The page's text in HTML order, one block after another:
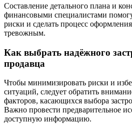
Составление детального плана и
финансовыми специалистами
риски и сделать процесс
тревожным.
Как выбрать надёжного
продавца
Чтобы минимизировать риски и
ситуаций, следует обратить
факторов, касающихся выбора
Важно провести предварительное
доступную информацию.